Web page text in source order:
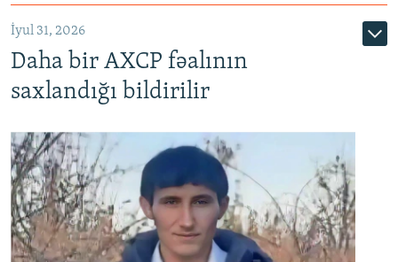
İyul 31, 2026
Daha bir AXCP fəalının
saxlandığı bildirilir